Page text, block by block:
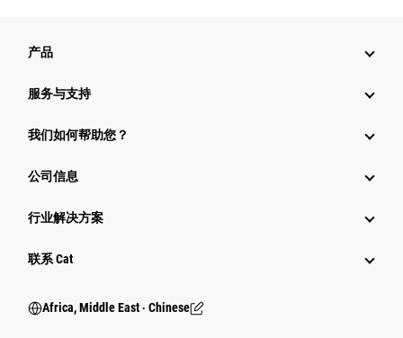
产品
服务与支持
我们如何帮助您？
公司信息
行业解决方案
行业
联系 Cat
Africa, Middle East ‧ Chinese